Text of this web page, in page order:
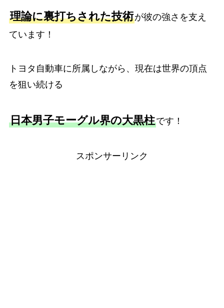
理論に裏打ちされた技術が彼の強さを支え
ています！
トヨタ自動車に所属しながら、現在は世界の頂点
を狙い続ける
日本男子モーグル界の大黒柱です！
スポンサーリンク